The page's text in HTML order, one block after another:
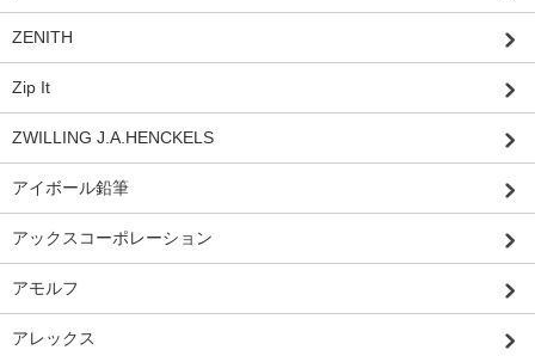
ZENITH
Zip It
ZWILLING J.A.HENCKELS
アイボール鉛筆
アックスコーポレーション
アモルフ
アレックス